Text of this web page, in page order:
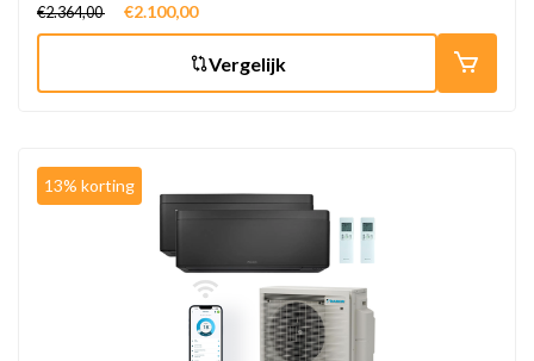
€2.364,00 €2.100,00
Vergelijk
13% korting